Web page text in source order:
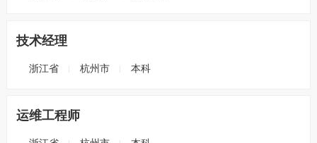
技术经理
浙江省 杭州市 本科
运维工程师